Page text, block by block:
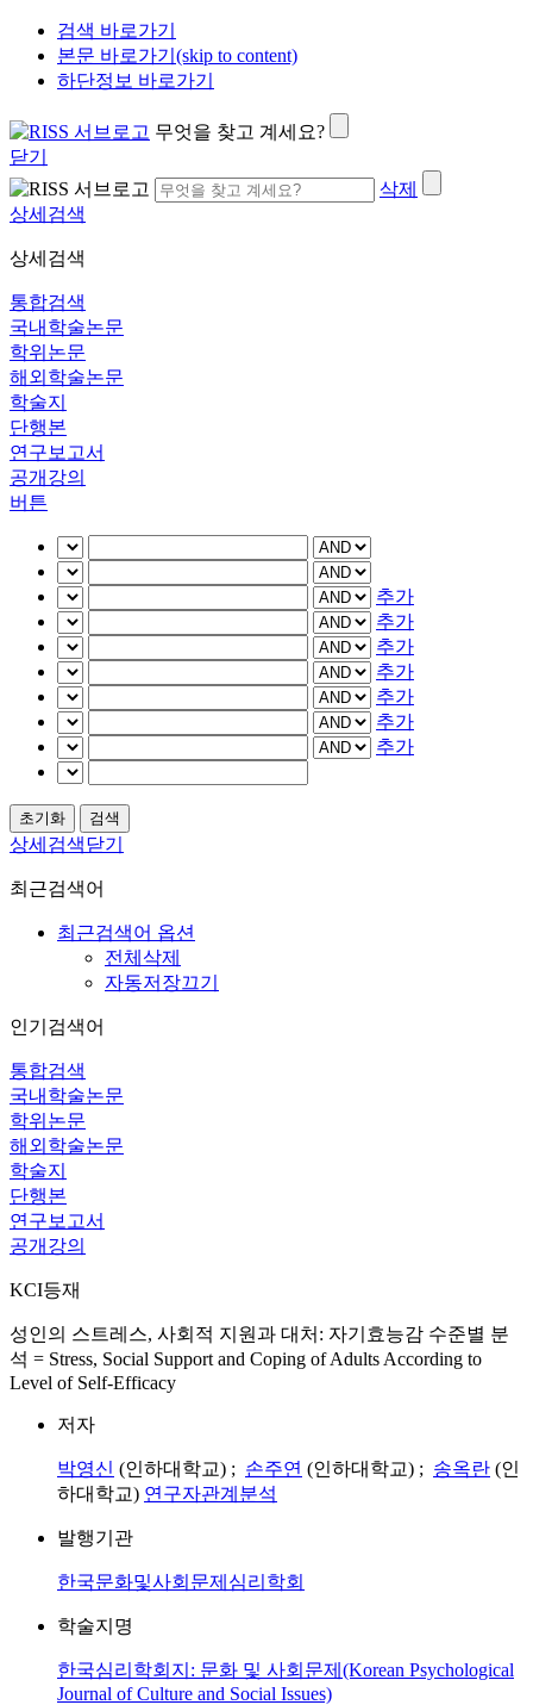
검색 바로가기
본문 바로가기(skip to content)
하단정보 바로가기
무엇을 찾고 계세요?
닫기
삭제
상세검색
상세검색
통합검색
국내학술논문
학위논문
해외학술논문
학술지
단행본
연구보고서
공개강의
버튼
추가
추가
추가
추가
추가
추가
추가
상세검색닫기
최근검색어
최근검색어 옵션
전체삭제
자동저장끄기
인기검색어
통합검색
국내학술논문
학위논문
해외학술논문
학술지
단행본
연구보고서
공개강의
KCI등재
성인의 스트레스, 사회적 지원과 대처: 자기효능감 수준별 분
석 = Stress, Social Support and Coping of Adults According to
Level of Self-Efficacy
저자
박영신 (인하대학교) ; 손주연 (인하대학교) ; 송옥란 (인
하대학교) 연구자관계분석
발행기관
한국문화및사회문제심리학회
학술지명
한국심리학회지: 문화 및 사회문제(Korean Psychological
Journal of Culture and Social Issues)